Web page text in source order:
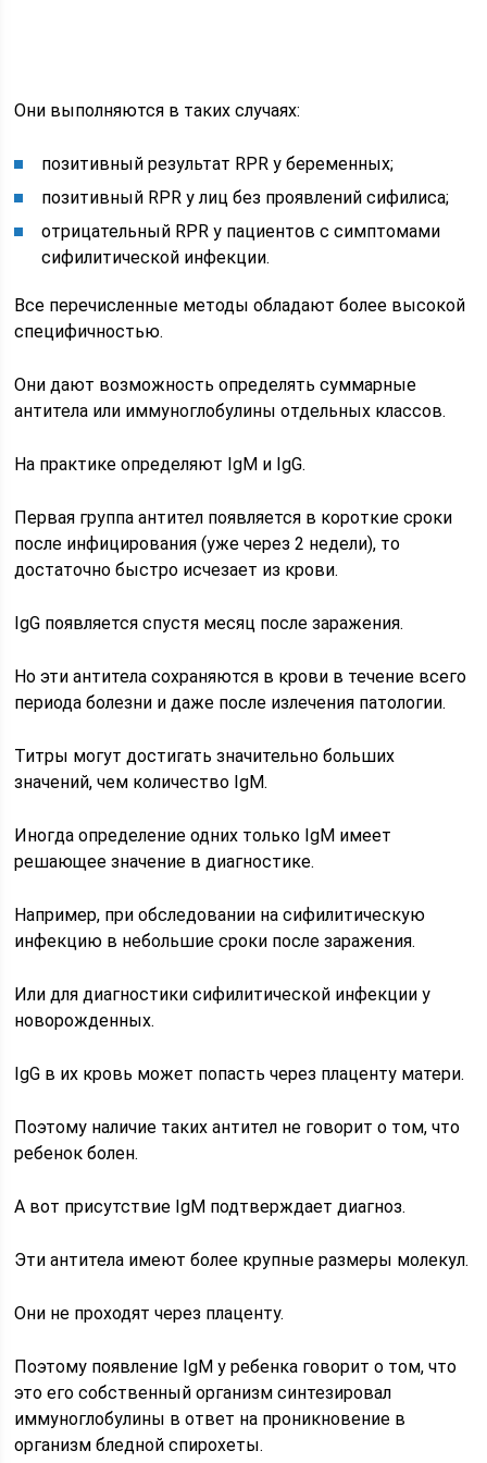
Они выполняются в таких случаях:
позитивный результат RPR у беременных;
позитивный RPR у лиц без проявлений сифилиса;
отрицательный RPR у пациентов с симптомами
сифилитической инфекции.
Все перечисленные методы обладают более высокой
специфичностью.
Они дают возможность определять суммарные
антитела или иммуноглобулины отдельных классов.
На практике определяют IgM и IgG.
Первая группа антител появляется в короткие сроки
после инфицирования (уже через 2 недели), то
достаточно быстро исчезает из крови.
IgG появляется спустя месяц после заражения.
Но эти антитела сохраняются в крови в течение всего
периода болезни и даже после излечения патологии.
Титры могут достигать значительно больших
значений, чем количество IgM.
Иногда определение одних только IgM имеет
решающее значение в диагностике.
Например, при обследовании на сифилитическую
инфекцию в небольшие сроки после заражения.
Или для диагностики сифилитической инфекции у
новорожденных.
IgG в их кровь может попасть через плаценту матери.
Поэтому наличие таких антител не говорит о том, что
ребенок болен.
А вот присутствие IgM подтверждает диагноз.
Эти антитела имеют более крупные размеры молекул.
Они не проходят через плаценту.
Поэтому появление IgM у ребенка говорит о том, что
это его собственный организм синтезировал
иммуноглобулины в ответ на проникновение в
организм бледной спирохеты.